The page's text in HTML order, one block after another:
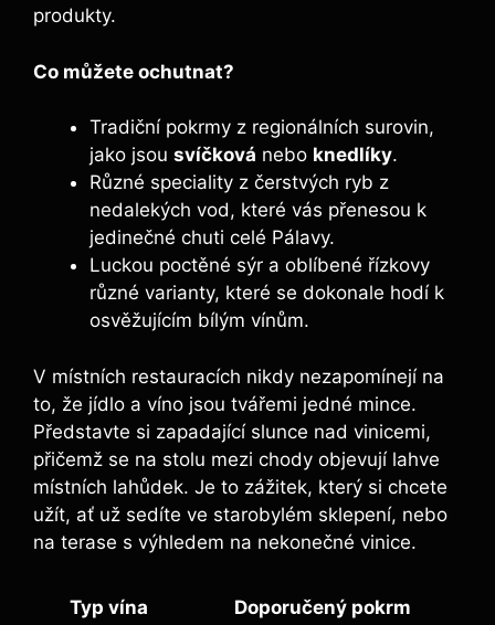
produkty.
Co můžete ochutnat?
Tradiční pokrmy z regionálních surovin,
jako jsou svíčková nebo knedlíky.
Různé speciality z čerstvých ryb z
nedalekých vod, které vás přenesou k
jedinečné chuti celé Pálavy.
Luckou poctěné sýr a oblíbené řízkovy
různé varianty, které se dokonale hodí k
osvěžujícím bílým vínům.
V místních restauracích nikdy nezapomínejí na
to, že jídlo a víno jsou tvářemi jedné mince.
Představte si zapadající slunce nad vinicemi,
přičemž se na stolu mezi chody objevují lahve
místních lahůdek. Je to zážitek, který si chcete
užít, ať už sedíte ve starobylém sklepení, nebo
na terase s výhledem na nekonečné vinice.
Typ vína Doporučený pokrm